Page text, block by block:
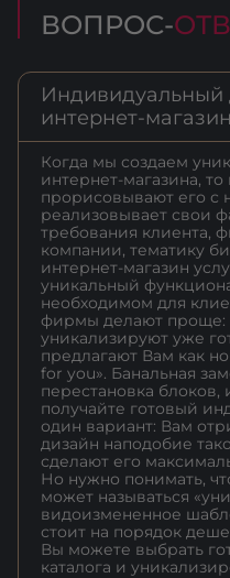
ВОПРОС-
Индивидуальный
интернет-
Когда мы создаем
интернет-магазина,
прорисовывают его с
реализовывает свои
требования клиента,
компании, тематику
интернет-магазин
уникальный
необходимом для
фирмы делают проще:
уникализируют уже
предлагают Вам как
for you». Банальная
перестановка
получайте готовый
один вариант: Вам
дизайн наподобие
сделают его
Но нужно понимать,
может называться
видоизмененное
стоит на порядок
Вы можете выбрать
каталога и